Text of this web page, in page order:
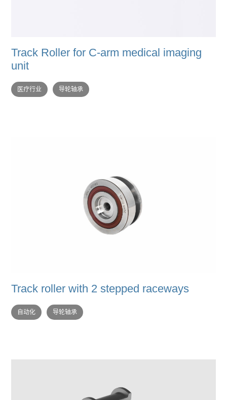
Track Roller for C-arm medical imaging
unit
医疗行业 导轮轴承
Track roller with 2 stepped raceways
自动化 导轮轴承